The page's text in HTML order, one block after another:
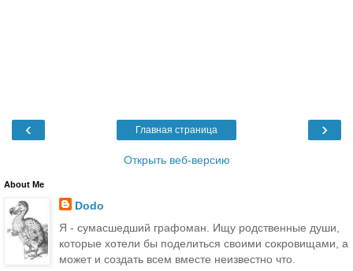
‹ ›
Главная страница
Открыть веб-версию
About Me
Dodo
Я - сумасшедший графоман. Ищу родственные души,
которые хотели бы поделиться своими сокровищами, а
может и создать всем вместе неизвестно что.